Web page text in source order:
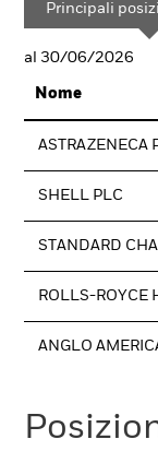
Principali
al 30/06/2026
Nome
ASTRAZENECA
SHELL PLC
STANDARD
ROLLS-ROYCE
ANGLO